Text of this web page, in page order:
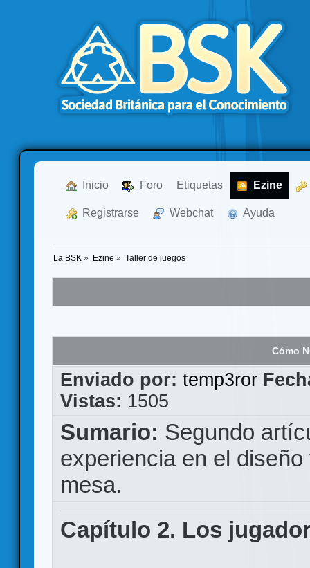
Inicio Foro Etiquetas Ezine
Registrarse Webchat Ayuda
La BSK » Ezine » Taller de juegos
Cómo
Enviado por:temp3ror
Vistas: 1505
Sumario: Segundo
experiencia en el
mesa.
Capítulo 2. Los